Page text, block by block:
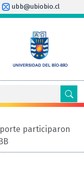
ubb@ubiobio.cl
participaron